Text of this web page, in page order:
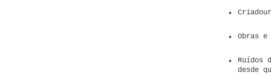
Obras
Ruídos
desde